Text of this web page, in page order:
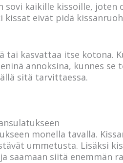
sovi kaikille kissoille,
eivät pidä
tai kasvattaa itse kotona.
annoksina, kunnes
sitä tarvittaessa.
monella tavalla.
ummetusta. Lisäksi
saamaan siitä enemmän